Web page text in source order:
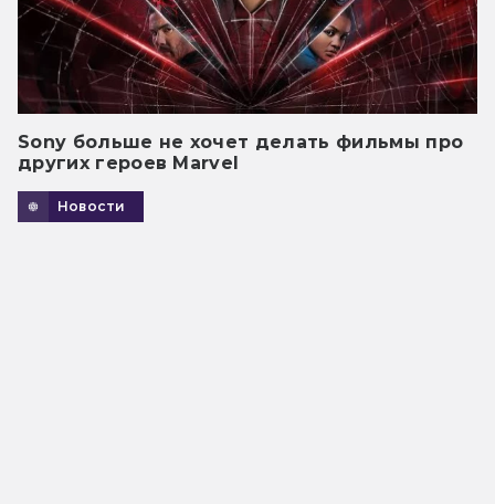
Sony больше не хочет делать фильмы про
других героев Marvel
Новости